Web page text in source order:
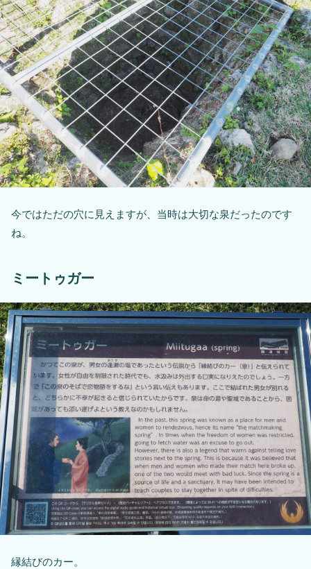
今ではただの穴に見えますが、当時は大切な泉だったのです
ね。
ミートゥガー
縁結びのカー。